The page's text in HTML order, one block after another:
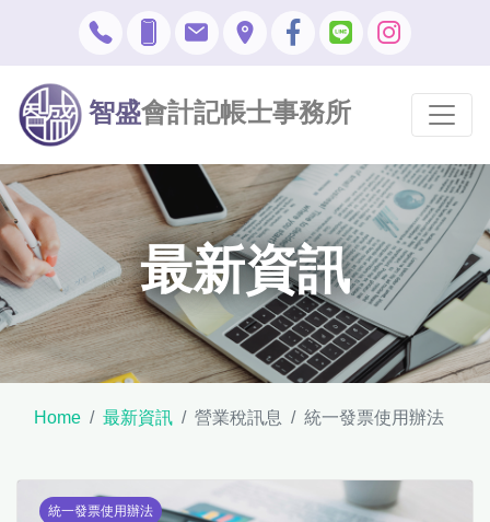
智盛會計記帳士事務所
最新資訊
Home 最新資訊 營業稅訊息 統一發票使用辦法
統一發票使用辦法